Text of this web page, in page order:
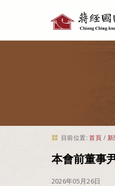
具
目前位置: 首頁 / 新
本會前董事
2026年05月26日